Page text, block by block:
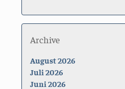
Archive
August 2026
Juli 2026
Juni 2026